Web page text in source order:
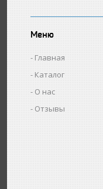
Меню
Главная
Каталог
О нас
Отзывы